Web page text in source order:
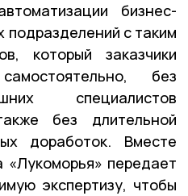
бизнес-
подразделений с таким
который заказчики
без
специалистов
без длительной
доработок. Вместе
передает
экспертизу, чтобы